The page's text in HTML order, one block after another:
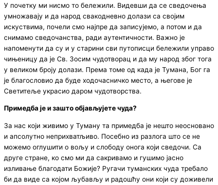
У почетку ми нисмо то бележили. Видевши да се сведочења
умножавају и да народ свакодневно долази са својим
искуствима, почели смо најпре да записујемо, а потом и да
снимамо сведочанства, ради аутентичности. Важно је
напоменути да су и у старини сви путописци бележили управо
чињеницу да је Св. Зосим чудотворац и да му народ због тога
у великом броју долази. Према томе од када је Тумана, Бог га
је благословио да буде ходочасничко место, а његове је
Светитеље украсио даром чудотворства.
Примедба је и зашто објављујете чуда?
За нас који живимо у Туману та примедба је нешто неосновано
и апсолутно неприхватљиво. Посебно из разлога што се не
можемо оглушити о вољу и слободу онога који сведочи. Са
друге стране, ко смо ми да сакривамо и гушимо јасно
изливање благодати Божије? Ругачи туманских чуда требало
би да виде са којом љубављу и радошћу они који су доживели